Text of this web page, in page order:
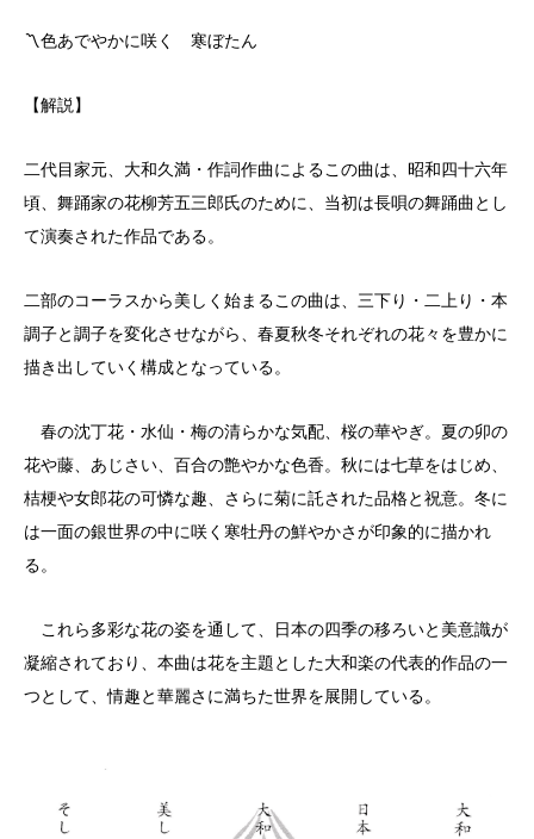
〽色あでやかに咲く 寒ぼたん
【解説】
二代目家元、大和久満・作詞作曲によるこの曲は、昭和四十六年
頃、舞踊家の花柳芳五三郎氏のために、当初は長唄の舞踊曲とし
て演奏された作品である。
二部のコーラスから美しく始まるこの曲は、三下り・二上り・本
調子と調子を変化させながら、春夏秋冬それぞれの花々を豊かに
描き出していく構成となっている。
春の沈丁花・水仙・梅の清らかな気配、桜の華やぎ。夏の卯の
花や藤、あじさい、百合の艶やかな色香。秋には七草をはじめ、
桔梗や女郎花の可憐な趣、さらに菊に託された品格と祝意。冬に
は一面の銀世界の中に咲く寒牡丹の鮮やかさが印象的に描かれ
る。
これら多彩な花の姿を通して、日本の四季の移ろいと美意識が
凝縮されており、本曲は花を主題とした大和楽の代表的作品の一
つとして、情趣と華麗さに満ちた世界を展開している。